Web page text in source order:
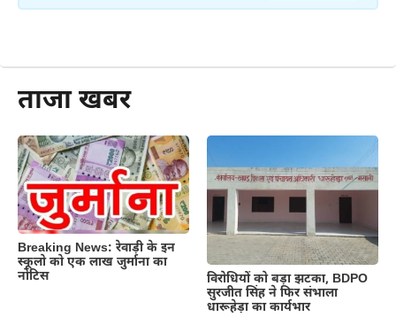
ताजा खबर
Breaking News: रेवाड़ी के इन
स्कूलो को एक लाख जुर्माना का
नोटिस
विरोधियों को बड़ा झटका, BDPO
सुरजीत सिंह ने फिर संभाला
धारूहेड़ा का कार्यभार